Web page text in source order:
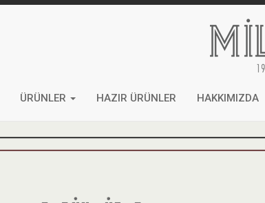
ÜRÜNLER HAZIR ÜRÜNLER HAKKIMIZDA